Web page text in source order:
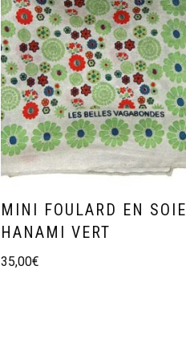
MINI FOULARD EN SOIE
HANAMI VERT
35,00€